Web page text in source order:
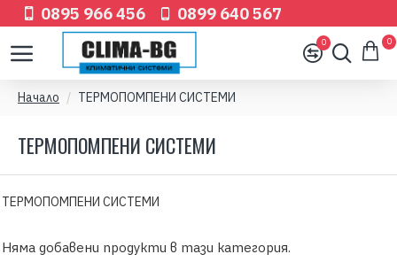
0895 966 456 0899 640 567
0 0
Начало ТЕРМОПОМПЕНИ СИСТЕМИ
ТЕРМОПОМПЕНИ СИСТЕМИ
ТЕРМОПОМПЕНИ СИСТЕМИ
Няма добавени продукти в тази категория.